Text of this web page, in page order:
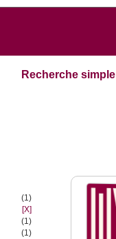
Recherche simple
(1)
[X]
(1)
(1)